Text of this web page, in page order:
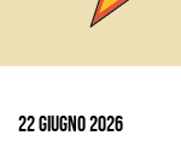
22 Giugno 2026